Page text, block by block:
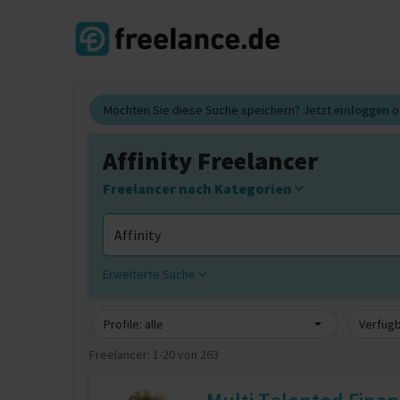
Möchten Sie diese Suche speichern? Jetzt einloggen
Affinity Freelancer
Freelancer nach Kategorien
Erweiterte Suche
Profile: alle
Freelancer: 1-20 von 263